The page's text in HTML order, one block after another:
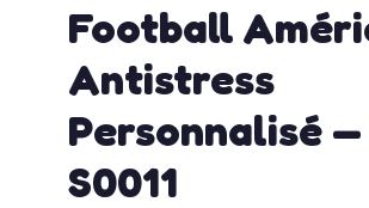
Football
Antistress
Personnalisé —
S0011